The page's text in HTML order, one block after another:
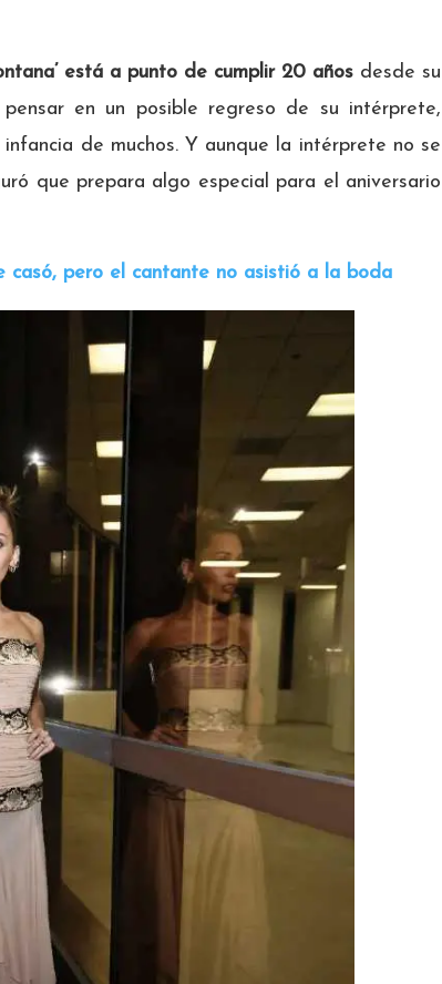
está a punto de cumplir 20 años desde su
en un posible regreso de su intérprete,
de muchos. Y aunque la intérprete no se
que prepara algo especial para el aniversario
casó, pero el cantante no asistió a la boda